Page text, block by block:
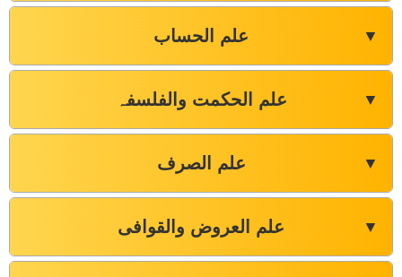
علم الحساب ▼
علم الحکمت والفلسفہ ▼
علم الصرف ▼
علم العروض والقوافی ▼